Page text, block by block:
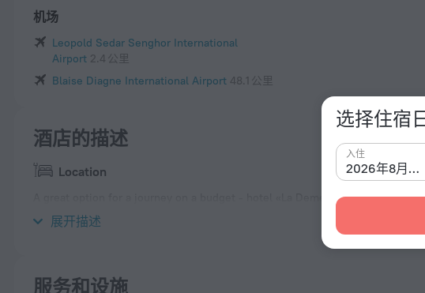
选择住宿
2026年8月8日
入住
机场
Leopold Sedar Senghor International
Airport 2.4 公里
Blaise Diagne International Airport 48.1 公里
酒店的描述
Location
A great option for a journey on a budget - hotel «La Demeure» is located in
the city center.
展开描述
服务和设施